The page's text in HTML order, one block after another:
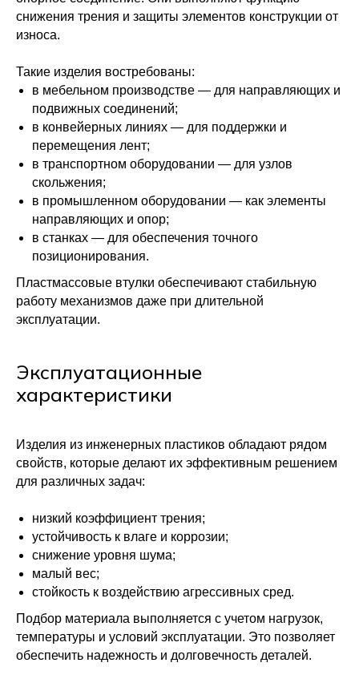
снижения трения и защиты элементов конструкции от
износа.
Такие изделия востребованы:
в мебельном производстве — для направляющих и
подвижных соединений;
в конвейерных линиях — для поддержки и
перемещения лент;
в транспортном оборудовании — для узлов
скольжения;
в промышленном оборудовании — как элементы
направляющих и опор;
в станках — для обеспечения точного
позиционирования.
Пластмассовые втулки обеспечивают стабильную
работу механизмов даже при длительной
эксплуатации.
Эксплуатационные
характеристики
Изделия из инженерных пластиков обладают рядом
свойств, которые делают их эффективным решением
для различных задач:
низкий коэффициент трения;
устойчивость к влаге и коррозии;
снижение уровня шума;
малый вес;
стойкость к воздействию агрессивных сред.
Подбор материала выполняется с учетом нагрузок,
температуры и условий эксплуатации. Это позволяет
обеспечить надежность и долговечность деталей.
+7(952)411-6320
Люберцы посёлок Вуги 1 стр 2
Каждый день с 9:00 до 21:00.
Приезд по предварительному
Изоляторы
Ролики
Втулки
О нас
Преимущества
Блог
Как заказать
Детали из фторопласта
Пробки и заглушки резьбовые
Планки, подложки и скребки
Зубчатые рейки